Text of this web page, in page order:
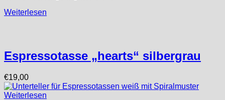
Weiterlesen
Espressotasse „hearts“ silbergrau
€19,00
Weiterlesen